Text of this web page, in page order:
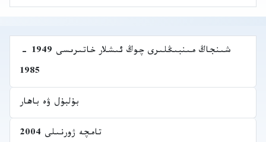
شىنجاڭ مىنبىڭلىرى چوڭ ئىشلار خاتىرىسى 1949 -
1985
بۇلبۇل ۋە باھار
تامچە ژورنىلى 2004